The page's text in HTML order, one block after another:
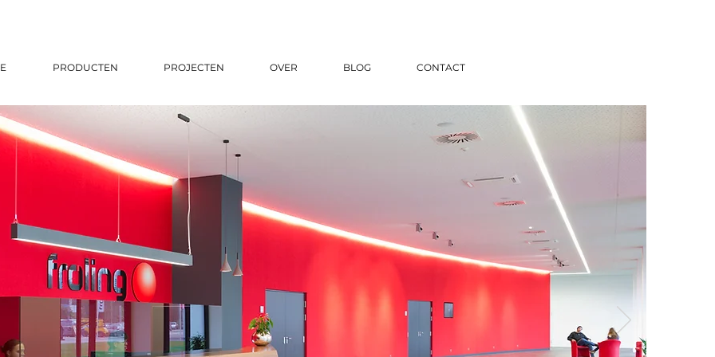
PRODUCTEN PROJECTEN OVER BLOG CONTACT